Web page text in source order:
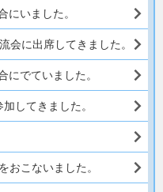
にいました。
会に出席してきました。
にでていました。
してきました。
おこないました。